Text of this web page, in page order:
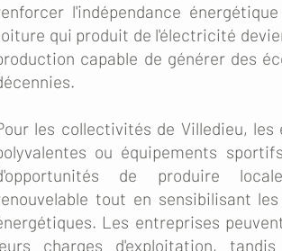
l'indépendance
qui produit de l'électricité
capable de générer des
les collectivités de Villedieu, les
ou équipements
de produire
tout en sensibilisant
Les entreprises
charges d'exploitation,